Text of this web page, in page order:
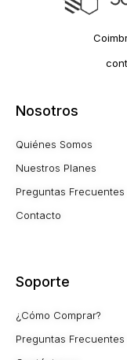
Nosotros
Quiénes Somos
Nuestros Planes
Preguntas Frecuentes
Contacto
Soporte
¿Cómo Comprar?
Preguntas Frecuentes